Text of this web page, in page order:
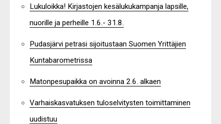
Lukuloikka! Kirjastojen kesälukukampanja lapsille,
nuorille ja perheille 1.6.- 31.8.
Pudasjärvi petrasi sijoitustaan Suomen Yrittäjien
Kuntabarometrissa
Matonpesupaikka on avoinna 2.6. alkaen
Varhaiskasvatuksen tuloselvitysten toimittaminen
uudistuu